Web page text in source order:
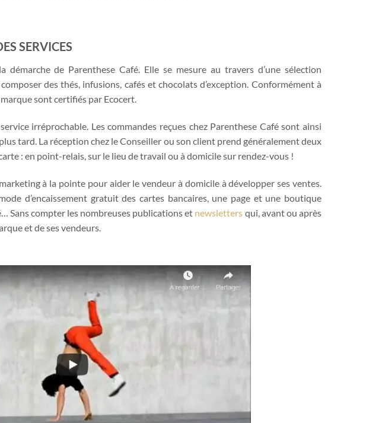
SERVICES
de Parenthese Café. Elle se mesure au travers d’une sélection
des thés, infusions, cafés et chocolats d’exception. Conformément à
sont certifiés par Ecocert.
irréprochable. Les commandes reçues chez Parenthese Café sont ainsi
tard. La réception chez le Conseiller ou son client prend généralement deux
: en point-relais, sur le lieu de travail ou à domicile sur rendez-vous !
à la pointe pour aider le vendeur à domicile à développer ses ventes.
d’encaissement gratuit des cartes bancaires, une page et une boutique
Sans compter les nombreuses publications et newsletters qui, avant ou après
et de ses vendeurs.